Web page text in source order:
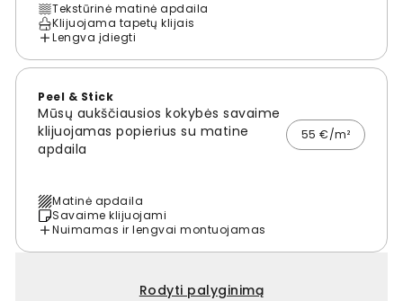
Tekstūrinė matinė apdaila
Klijuojama tapetų klijais
Lengva įdiegti
Peel & Stick
Mūsų aukščiausios kokybės savaime
klijuojamas popierius su matine
apdaila
55 €/m²
Matinė apdaila
Savaime klijuojami
Nuimamas ir lengvai montuojamas
Rodyti palyginimą